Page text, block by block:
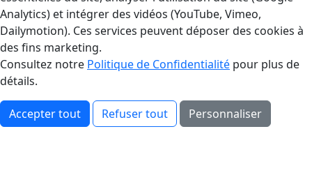
Analytics) et intégrer des vidéos (YouTube, Vimeo,
Dailymotion). Ces services peuvent déposer des cookies à
des fins marketing.
Consultez notre Politique de Confidentialité pour plus de
détails.
Accepter tout Refuser tout Personnaliser